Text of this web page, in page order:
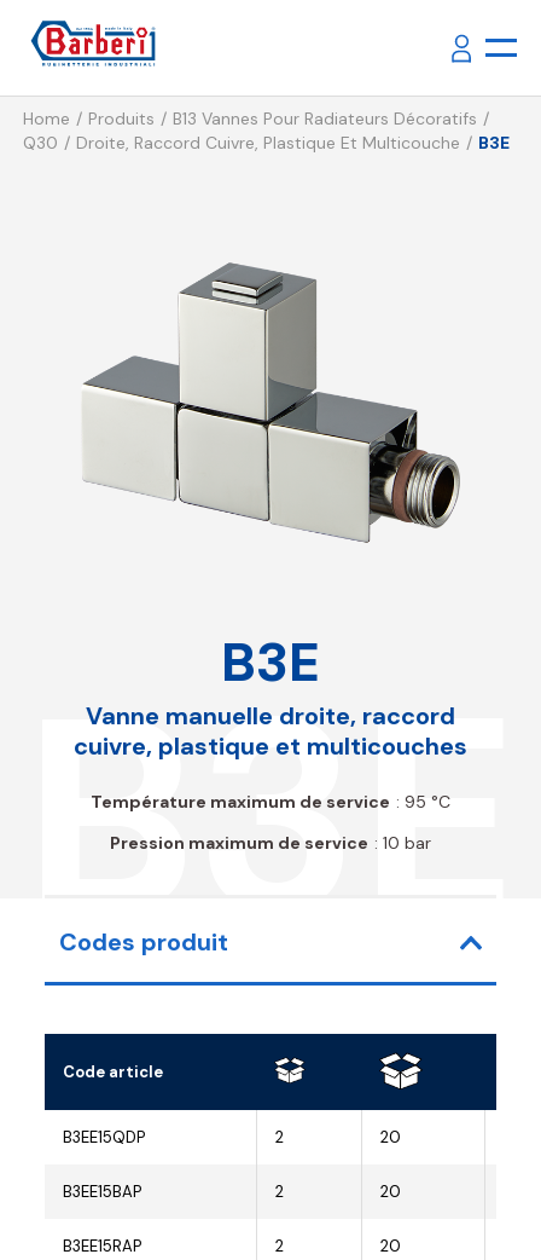
Home Produits
B13 Vannes Pour Radiateurs Décoratifs
Q30
Droite, Raccord Cuivre, Plastique Et Multicouche B3E
B3E
B3E
Vanne manuelle droite, raccord
cuivre, plastique et multicouches
Température maximum de service : 95 °C
Pression maximum de service : 10 bar
Codes produit
Code article
B3EE15QDP 2 20
B3EE15BAP 2 20
B3EE15RAP 2 20